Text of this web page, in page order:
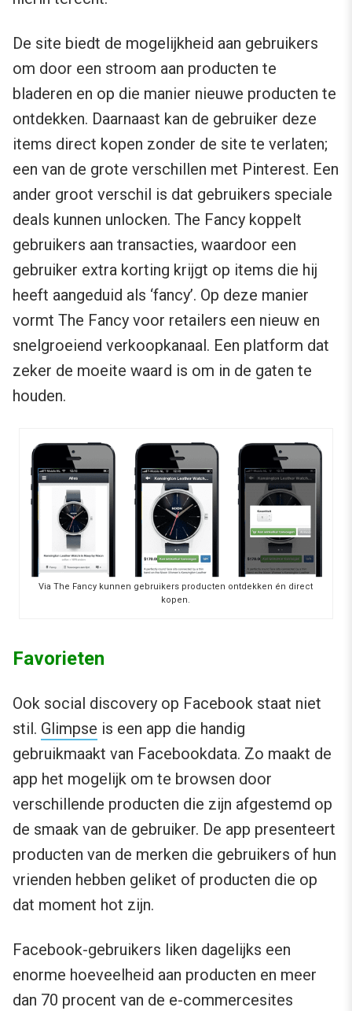
De site biedt de mogelijkheid aan gebruikers
om door een stroom aan producten te
bladeren en op die manier nieuwe producten te
ontdekken. Daarnaast kan de gebruiker deze
items direct kopen zonder de site te verlaten;
een van de grote verschillen met Pinterest. Een
ander groot verschil is dat gebruikers speciale
deals kunnen unlocken. The Fancy koppelt
gebruikers aan transacties, waardoor een
gebruiker extra korting krijgt op items die hij
heeft aangeduid als ‘fancy’. Op deze manier
vormt The Fancy voor retailers een nieuw en
snelgroeiend verkoopkanaal. Een platform dat
zeker de moeite waard is om in de gaten te
houden.
Via The Fancy kunnen gebruikers producten ontdekken én direct
kopen.
Favorieten
Ook social discovery op Facebook staat niet
stil. Glimpse is een app die handig
gebruikmaakt van Facebookdata. Zo maakt de
app het mogelijk om te browsen door
verschillende producten die zijn afgestemd op
de smaak van de gebruiker. De app presenteert
producten van de merken die gebruikers of hun
vrienden hebben geliket of producten die op
dat moment hot zijn.
Facebook-gebruikers liken dagelijks een
enorme hoeveelheid aan producten en meer
dan 70 procent van de e-commercesites